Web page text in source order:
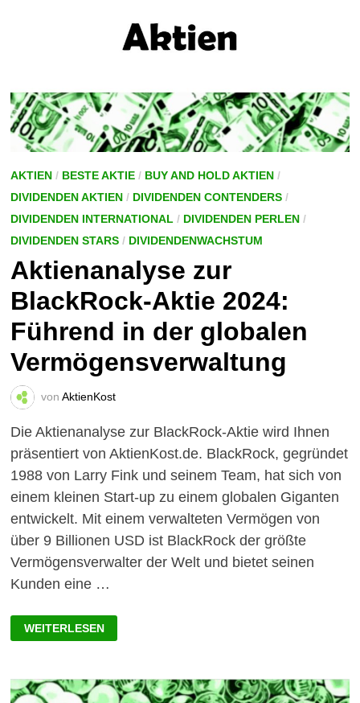
AKTIEN/ BESTE AKTIE/ BUY AND HOLD AKTIEN/
DIVIDENDEN AKTIEN/ DIVIDENDEN CONTENDERS/
DIVIDENDEN INTERNATIONAL / DIVIDENDEN PERLEN/
DIVIDENDEN STARS/ DIVIDENDENWACHSTUM
Aktienanalyse zur
BlackRock-Aktie 2024:
Führend in der globalen
Vermögensverwaltung
von AktienKost
Die Aktienanalyse zur BlackRock-Aktie wird Ihnen
präsentiert von AktienKost.de. BlackRock, gegründet
1988 von Larry Fink und seinem Team, hat sich von
einem kleinen Start-up zu einem globalen Giganten
entwickelt. Mit einem verwalteten Vermögen von
über 9 Billionen USD ist BlackRock der größte
Vermögensverwalter der Welt und bietet seinen
Kunden eine …
AKTIENANALYSE
ZUR
BLACKROCK-
FÜHREND
IN
WEITERLESEN